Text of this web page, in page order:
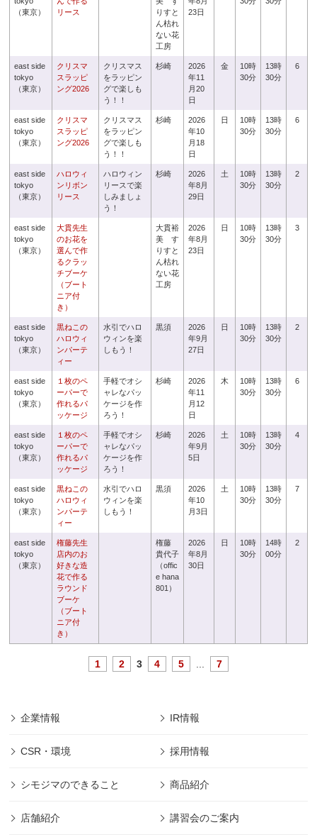
（東京）
リース
りすと
ん枯れ
ない花
工房
23日
east side
tokyo
（東京）
クリスマ
スラッピ
ング2026
クリスマス
をラッピン
グで楽しも
う！！
杉崎
2026
年11
月20
日
金
10時
30分
13時
30分
6
east side
tokyo
（東京）
クリスマ
スラッピ
ング2026
クリスマス
をラッピン
グで楽しも
う！！
杉崎
2026
年10
月18
日
日
10時
30分
13時
30分
6
east side
tokyo
（東京）
ハロウィ
ンリボン
リース
ハロウィン
リースで楽
しみましょ
う！
杉崎
2026
年8月
29日
土
10時
30分
13時
30分
2
east side
tokyo
（東京）
大貫先生
のお花を
選んで作
るクラッ
チブーケ
（ブート
ニア付
き）
大貫裕
美 す
りすと
ん枯れ
ない花
工房
2026
年8月
23日
日
10時
30分
13時
30分
3
east side
tokyo
（東京）
黒ねこの
ハロウィ
ンパーテ
ィー
水引でハロ
ウィンを楽
しもう！
黒須
2026
年9月
27日
日
10時
30分
13時
30分
2
east side
tokyo
（東京）
１枚のペ
ーパーで
作れるパ
ッケージ
手軽でオシ
ャレなパッ
ケージを作
ろう！
杉崎
2026
年11
月12
日
木
10時
30分
13時
30分
6
east side
tokyo
（東京）
１枚のペ
ーパーで
作れるパ
ッケージ
手軽でオシ
ャレなパッ
ケージを作
ろう！
杉崎
2026
年9月
5日
土
10時
30分
13時
30分
4
east side
tokyo
（東京）
黒ねこの
ハロウィ
ンパーテ
ィー
水引でハロ
ウィンを楽
しもう！
黒須
2026
年10
月3日
土
10時
30分
13時
30分
7
east side
tokyo
（東京）
権藤先生
店内のお
好きな造
花で作る
ラウンド
ブーケ
（ブート
ニア付
き）
権藤
貴代子
（offic
e hana
801）
2026
年8月
30日
日
10時
30分
14時
00分
2
1 2 3 4 5 7
企業情報 IR情報
CSR・環境 採用情報
シモジマのできること 商品紹介
店舗紹介 講習会のご案内